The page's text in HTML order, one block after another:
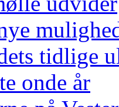
tidlige
onde år